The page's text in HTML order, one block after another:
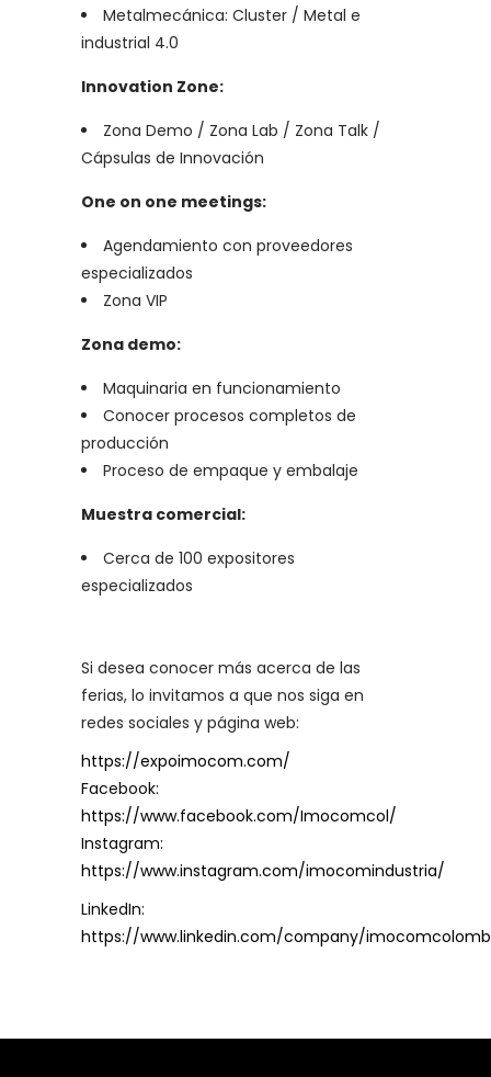
Metalmecánica: Cluster / Metal e
industrial 4.0
Innovation Zone:
Zona Demo / Zona Lab / Zona Talk /
Cápsulas de Innovación
One on one meetings:
Agendamiento con proveedores
especializados
Zona VIP
Zona demo:
Maquinaria en funcionamiento
Conocer procesos completos de
producción
Proceso de empaque y embalaje
Muestra comercial:
Cerca de 100 expositores
especializados
Si desea conocer más acerca de las
ferias, lo invitamos a que nos siga en
redes sociales y página web:
https://expoimocom.com/
Facebook:
https://www.facebook.com/Imocomcol/
Instagram:
https://www.instagram.com/imocomindustria/
LinkedIn:
https://www.linkedin.com/company/